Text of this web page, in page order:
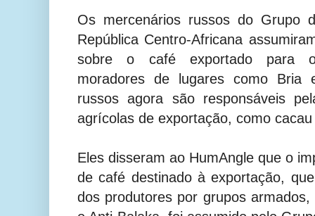
Os mercenários russos do Grupo
República Centro-Africana
sobre o café exportado para
moradores de lugares como Bria
russos agora são responsáveis
agrícolas de exportação, como
Eles disseram ao HumAngle que o
de café destinado à exportação,
dos produtores por grupos